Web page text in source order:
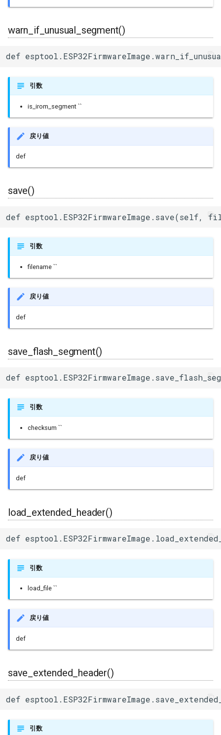
warn_if_unusual_segment()
def
引数
is_irom_segment ``
戻り値
def
save()
def esptool.ESP32FirmwareImage.save(self,
引数
filename ``
戻り値
def
save_flash_segment()
def
引数
checksum ``
戻り値
def
load_extended_header()
def
引数
load_file ``
戻り値
def
save_extended_header()
def
引数